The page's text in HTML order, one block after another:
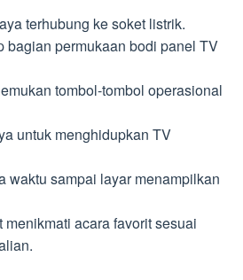
terhubung ke soket listrik.
bagian permukaan bodi panel TV
tombol-tombol operasional
untuk menghidupkan TV
waktu sampai layar menampilkan
acara favorit sesuai